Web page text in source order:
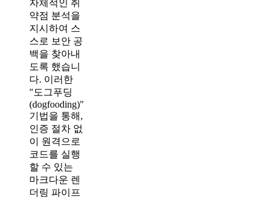
자체적인 취
약점 분석을
지시하여 스
스로 보안 공
백을 찾아내
도록 했습니
다. 이러한
"도그푸딩
(dogfooding)"
기법을 통해,
인증 절차 없
이 원격으로
코드를 실행
할 수 있는
마크다운 렌
더링 파이프